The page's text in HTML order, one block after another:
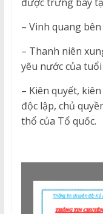
– Vinh quang
– Thanh niên
yêu nước của
– Kiên quyết,
độc lập, chủ
thổ của Tổ quốc.